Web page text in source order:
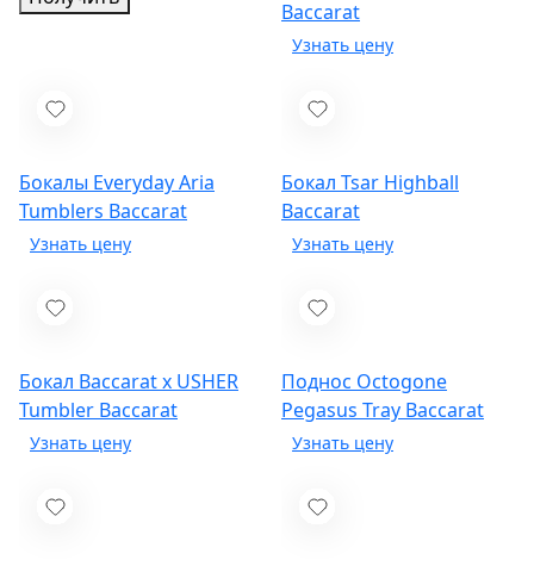
Baccarat
Бокалы Everyday Aria
Tumblers Baccarat
Бокал Tsar Highball
Baccarat
Бокал Baccarat x USHER
Tumbler Baccarat
Поднос Octogone
Pegasus Tray Baccarat